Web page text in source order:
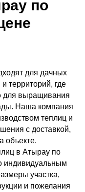
по
для дачных
территорий, где
для выращивания
Наша компания
теплиц и
с доставкой,
объекте.
в Атырау по
индивидуальным
участка,
и пожелания